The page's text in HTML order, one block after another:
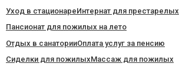
Уход в стационареИнтернат для престарелых
Пансионат для пожилых на лето
Отдых в санаторииОплата услуг за пенсию
Сиделки для пожилыхМассаж для пожилых